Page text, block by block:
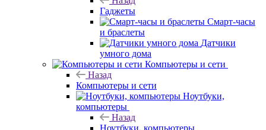
Гаджеты
Смарт-часы
и браслеты
Датчики
умного дома
Компьютеры и сети
Назад
Компьютеры и сети
Ноутбуки,
компьютеры
Назад
Ноутбуки, компьютеры